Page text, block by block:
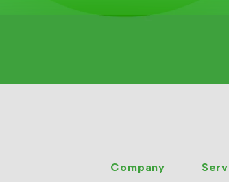
Company